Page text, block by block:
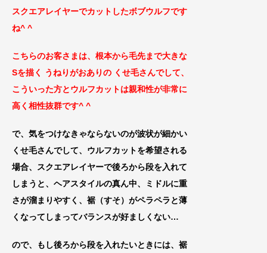
スクエアレイヤーでカットしたボブウルフです
ね^ ^
こちらのお客さまは、根本から毛先まで大きな
Sを描く うねりがおありの くせ毛さんでして、
こういった方とウルフカットは親和性が非常に
高く相性抜群です^ ^
で、気をつけなきゃならないのが波状が細かい
くせ毛さんでして、ウルフカットを希望される
場合、スクエアレイヤーで後ろから段を入れて
しまうと、ヘアスタイルの真ん中、
ミドルに重
さが溜まりやすく、裾（すそ）がペラペラと薄
くなって しまってバランスが好ましくない…
ので、もし後ろから段を入れたいときには、裾